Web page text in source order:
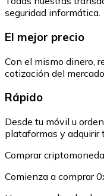
seguridad informática.
El mejor precio
Con el mismo dinero,
cotización del mercado.
Rápido
Desde tu móvil u
plataformas y adquirir
Comprar
Comienza a comprar